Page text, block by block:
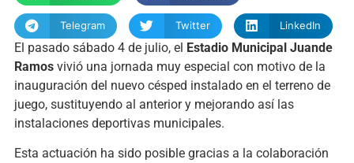
Telegram Twitter LinkedIn
El pasado sábado 4 de julio, el Estadio Municipal Juande
Ramosvivió una jornada muy especial con motivo de la
inauguración del nuevo césped instalado en el terreno de
juego, sustituyendo al anterior y mejorando así las
instalaciones deportivas municipales.
Esta actuación ha sido posible gracias a la colaboración